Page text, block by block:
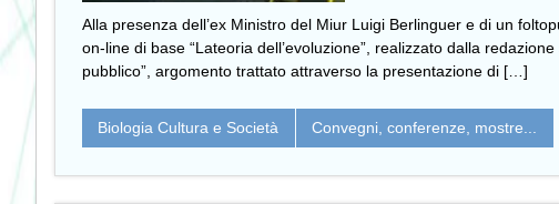
Alla presenza dell’ex Ministro del Miur Luigi Berlinguer e di un
on-line di base “Lateoria dell’evoluzione”, realizzato dalla
pubblico”, argomento trattato attraverso la presentazione di […]
Biologia Cultura e Società Convegni, conferenze, mostre...